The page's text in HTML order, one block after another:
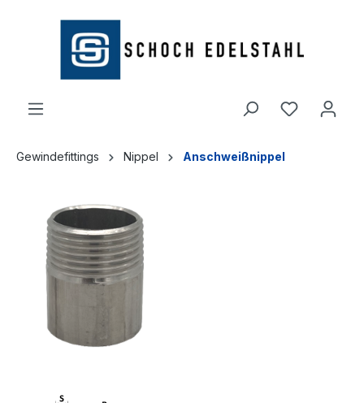
springen
Gewindefittings Nippel Anschweißnippel